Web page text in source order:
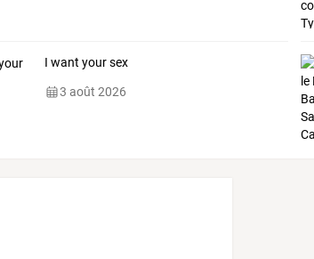
I want your sex
3 août 2026